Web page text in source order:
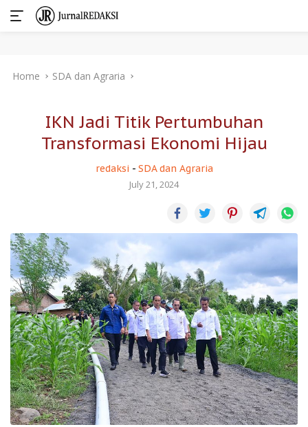
Home SDA dan Agraria
IKN Jadi Titik Pertumbuhan
Transformasi Ekonomi Hijau
redaksi - SDA dan Agraria
July 21, 2024